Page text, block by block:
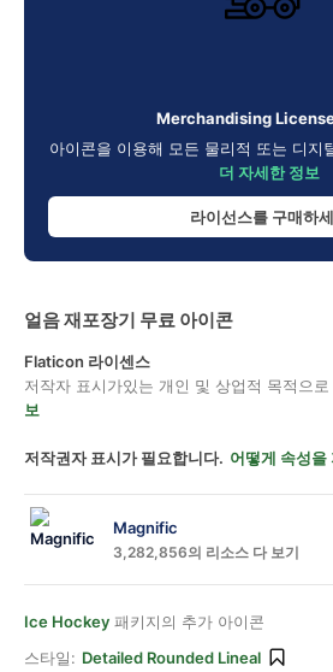
Merchandising
아이콘을 이용해 모든 물리적 또는 디지
더 자세한 정보
라이선스를 구매하
얼음 재포장기 무료 아이콘
Flaticon 라이센스
저작자 표시가있는 개인 및 상업적 목적으
보
저작권자 표시가 필요합니다. 어떻게 속성을
Magnific
3,282,856의 리소스 다 보기
Ice Hockey 패키지의 추가 아이콘
스타일: Detailed Rounded Lineal